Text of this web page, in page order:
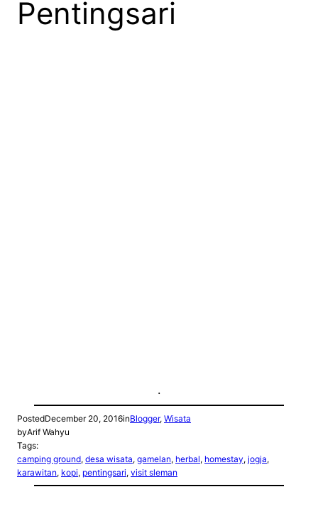
Pentingsari
.
PostedDecember 20, 2016inBlogger, Wisata
byArif Wahyu
Tags:
camping ground, desa wisata, gamelan, herbal, homestay, jogja
karawitan, kopi, pentingsari, visit sleman